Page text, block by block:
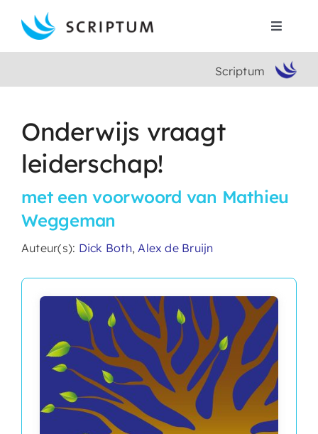
content
Toggle
Boeken
Auteurs
Contact
Search
Scriptum
Onderwijs vraagt
leiderschap!
met een voorwoord van Mathieu
Weggeman
Auteur(s): Dick Both,Alex de Bruijn